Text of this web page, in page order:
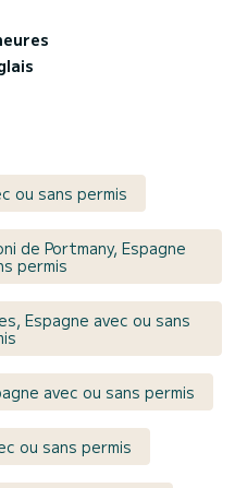
ou sans permis
de Portmany, Espagne
permis
Espagne avec ou sans
avec ou sans permis
ou sans permis